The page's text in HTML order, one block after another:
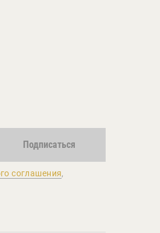
Подписаться
соглашения,